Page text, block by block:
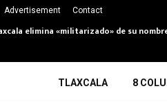
Advertisement Contact
elimina «militarizado» de su
TLAXCALA 8